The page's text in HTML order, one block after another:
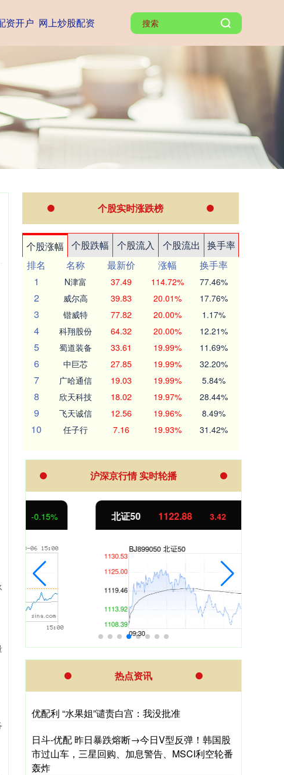
资开户 网上炒股配资
个股实时涨跌榜
个股涨幅 个股跌幅 个股流入 个股流出
换手率
排名
名称 最新价 涨幅
换手率
1
N津富 37.49 114.72% 77.46%
2 威尔高 39.83 20.01% 17.76%
3 锴威特 77.82 20.00% 1.17%
4 科翔股份 64.32 20.00% 12.21%
5 蜀道装备 33.61 19.99% 11.69%
6 中巨芯 27.85 19.99% 32.20%
7 广哈通信 19.03 19.99% 5.84%
8 欣天科技 18.02 19.97% 28.44%
9 飞天诚信 12.56 19.96% 8.49%
10 任子行 7.16 19.93% 31.42%
沪深京行情 实时轮播
北证50 1122.88 3.42 0.30%
热点资讯
优配利 “水果姐”谴责白宫：我没批准
日斗-优配 昨日暴跌熔断→今日V型反弹！韩国股
市过山车，三星回购、加息警告、MSCI利空轮番
轰炸